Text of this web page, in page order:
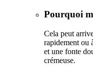
Pourquoi
Cela peut
rapidement ou
et une fonte
crémeuse.